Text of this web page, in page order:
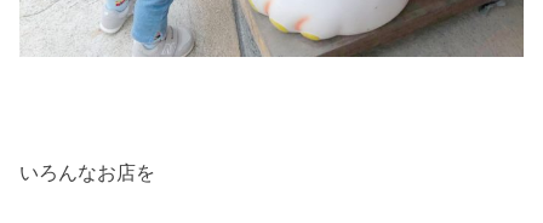
いろんなお店を